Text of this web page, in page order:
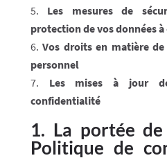
Les mesures de
protection de vos données
Vos droits en matière de
personnel
Les mises à jour
confidentialité
1. La portée
Politique de